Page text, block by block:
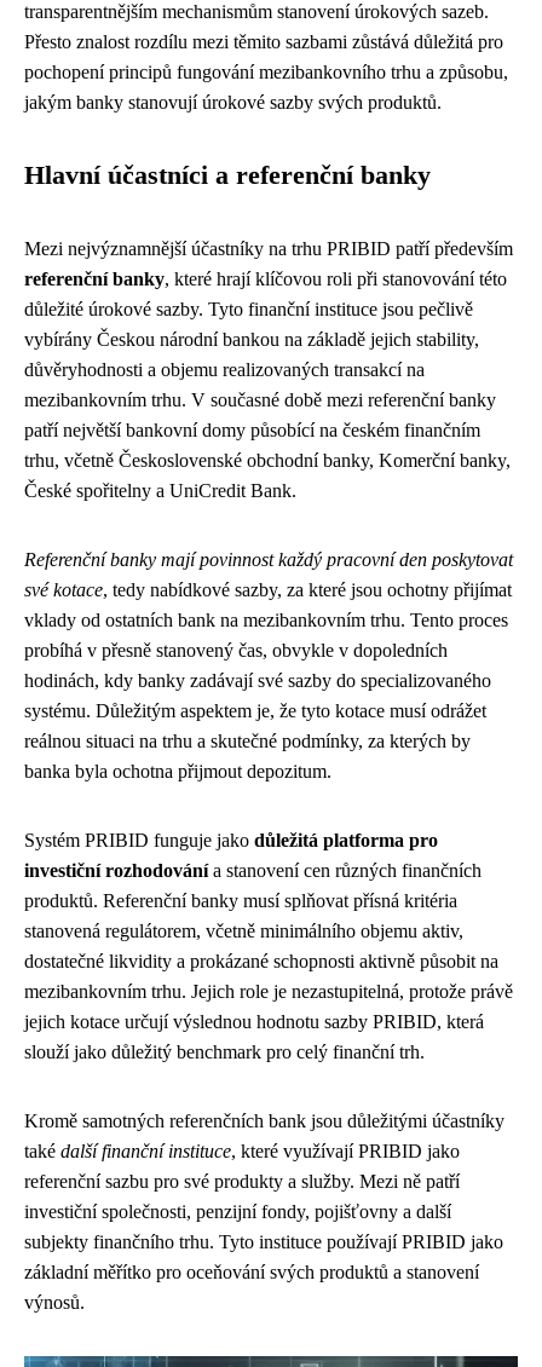
transparentnějším mechanismům stanovení úrokových sazeb.
Přesto znalost rozdílu mezi těmito sazbami zůstává důležitá pro
pochopení principů fungování mezibankovního trhu a způsobu,
jakým banky stanovují úrokové sazby svých produktů.
Hlavní účastníci a referenční banky
Mezi nejvýznamnější účastníky na trhu PRIBID patří především
referenční banky, které hrají klíčovou roli při stanovování této
důležité úrokové sazby. Tyto finanční instituce jsou pečlivě
vybírány Českou národní bankou na základě jejich stability,
důvěryhodnosti a objemu realizovaných transakcí na
mezibankovním trhu. V současné době mezi referenční banky
patří největší bankovní domy působící na českém finančním
trhu, včetně Československé obchodní banky, Komerční banky,
České spořitelny a UniCredit Bank.
Referenční banky mají povinnost každý pracovní den poskytovat
své kotace, tedy nabídkové sazby, za které jsou ochotny přijímat
vklady od ostatních bank na mezibankovním trhu. Tento proces
probíhá v přesně stanovený čas, obvykle v dopoledních
hodinách, kdy banky zadávají své sazby do specializovaného
systému. Důležitým aspektem je, že tyto kotace musí odrážet
reálnou situaci na trhu a skutečné podmínky, za kterých by
banka byla ochotna přijmout depozitum.
Systém PRIBID funguje jako důležitá platforma pro
investiční rozhodovánía stanovení cen různých finančních
produktů. Referenční banky musí splňovat přísná kritéria
stanovená regulátorem, včetně minimálního objemu aktiv,
dostatečné likvidity a prokázané schopnosti aktivně působit na
mezibankovním trhu. Jejich role je nezastupitelná, protože právě
jejich kotace určují výslednou hodnotu sazby PRIBID, která
slouží jako důležitý benchmark pro celý finanční trh.
Kromě samotných referenčních bank jsou důležitými účastníky
také další finanční instituce, které využívají PRIBID jako
referenční sazbu pro své produkty a služby. Mezi ně patří
investiční společnosti, penzijní fondy, pojišťovny a další
subjekty finančního trhu. Tyto instituce používají PRIBID jako
základní měřítko pro oceňování svých produktů a stanovení
výnosů.